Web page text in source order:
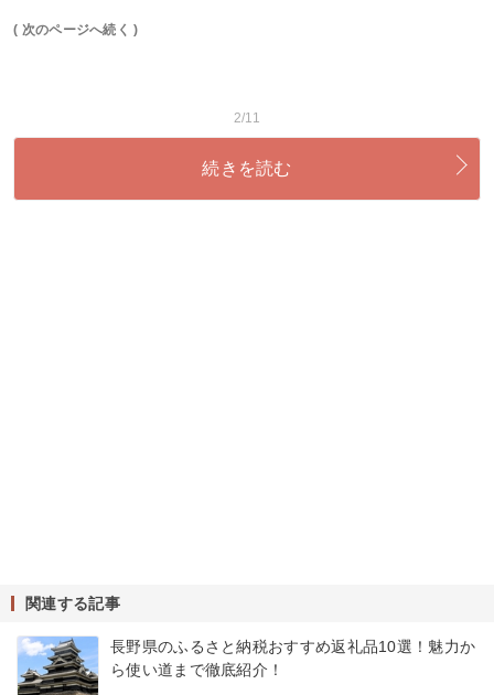
( 次のページへ続く )
2/11
続きを読む
関連する記事
長野県のふるさと納税おすすめ返礼品10選！魅力か
ら使い道まで徹底紹介！